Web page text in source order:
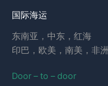
国际海运
东南亚，中东，红海
印巴，欧美，南美，非洲
Door – to – door